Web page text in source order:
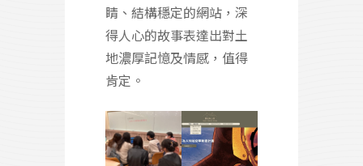
睛、結構穩定的網站，深
得人心的故事表達出對土
地濃厚記憶及情感，值得
肯定。